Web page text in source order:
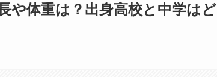
や体重は？出身高校と中学はど